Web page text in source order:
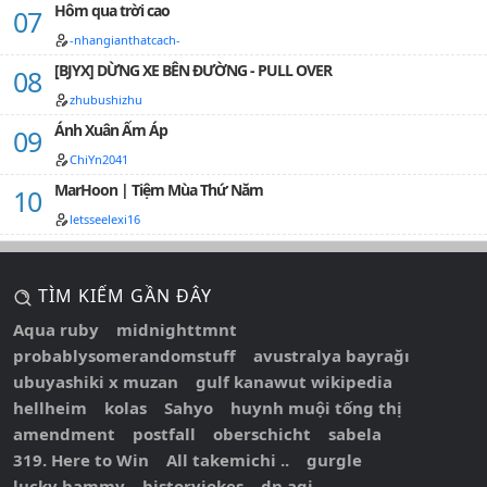
Hôm qua trời cao
-nhangianthatcach-
[BJYX] DỪNG XE BÊN ĐƯỜNG - PULL OVER
zhubushizhu
Ánh Xuân Ấm Áp
ChiYn2041
MarHoon | Tiệm Mùa Thứ Năm
letsseelexi16
TÌM KIẾM GẦN ĐÂY
Aqua ruby
midnighttmnt
probablysomerandomstuff
avustralya bayrağı
ubuyashiki x muzan
gulf kanawut wikipedia
hellheim
kolas Sahyo
huynh muội tống thị
amendment
postfall oberschicht
sabela
319. Here to Win
All takemichi ..
gurgle